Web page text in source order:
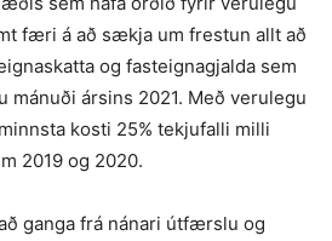
færi á að sækja um frestun allt að
og fasteignagjalda sem
ársins 2021. Með verulegu
kosti 25% tekjufalli milli
2019 og 2020.
ganga frá nánari útfærslu og